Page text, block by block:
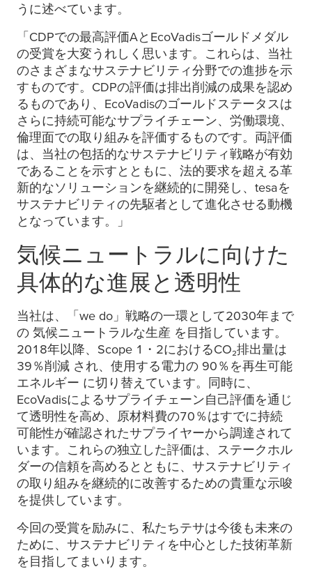
うに述べています。
「CDPでの最高評価AとEcoVadisゴールドメダル
の受賞を大変うれしく思います。これらは、当社
のさまざまなサステナビリティ分野での進捗を示
すものです。CDPの評価は排出削減の成果を認め
るものであり、EcoVadisのゴールドステータスは
さらに持続可能なサプライチェーン、労働環境、
倫理面での取り組みを評価するものです。両評価
は、当社の包括的なサステナビリティ戦略が有効
であることを示すとともに、法的要求を超える革
新的なソリューションを継続的に開発し、 tesaを
サステナビリティの先駆者として進化させる動機
となっています。」
気候ニュートラルに向けた
具体的な進展と透明性
当社は、「we do」戦略の一環として2030年まで
の 気候ニュートラルな生産 を目指しています。
2018年以降、Scope 1・2におけるCO₂排出量は
39％削減 され、使用する電力の 90％を再生可能
エネルギー に切り替えています。同時に、
EcoVadisによるサプライチェーン自己評価を通じ
て透明性を高め、原材料費の70％はすでに持続
可能性が確認されたサプライヤーから調達されて
います。これらの独立した評価は、ステークホル
ダーの信頼を高めるとともに、サステナビリティ
の取り組みを継続的に改善するための貴重な示唆
を提供しています。
今回の受賞を励みに、私たちテサは今後も未来の
ために、サステナビリティを中心とした技術革新
を目指してまいります。